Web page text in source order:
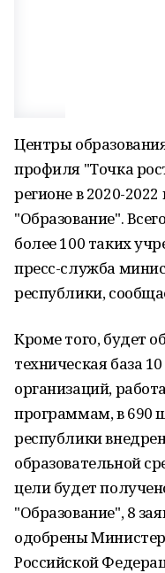
Центры
профиля "Точка
регионе в 2020-
"Образование".
более 100 таких
пресс-служба
республики,
Кроме того, будет
техническая база
организаций,
программам, в 690
республики
образовательной
цели будет
"Образование", 8
одобрены
Российской